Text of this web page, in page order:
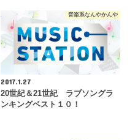
音楽系なんやかんや
2017.1.27
20世紀＆21世紀 ラブソングラ
ンキングベスト１０！